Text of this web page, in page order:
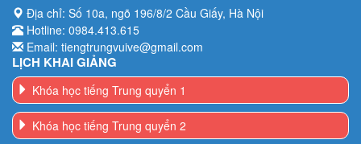
Địa chỉ: Số 10a, ngõ 196/8/2 Cầu Giấy, Hà Nội
Hotline: 0984.413.615
Email: tiengtrungvuive@gmail.com
LỊCH KHAI GIẢNG
Khóa học tiếng Trung quyển 1
Khóa học tiếng Trung quyển 2